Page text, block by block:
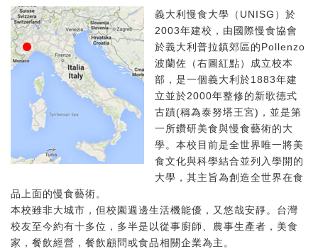
義大利慢食大學（UNISG）於
2003年建校，由國際慢食協會
於義大利普拉鎮郊區的Pollenzo
波蘭佐（右圖紅點）成立校本
部，是一個義大利於1883年建
立並於2000年整修的新歌德式
古蹟(稱為泰努塔王宮)，並是第
一所鑽研美食與慢食藝術的大
學。本校目前是全世界唯一將美
食文化與科學結合並列入學開的
大學，其主旨為創造全世界在食
品上面的慢食藝術。
本校雖非大城市，但校園週邊生活機能優，又悠哉安靜。台灣
校友至今約有十多位，多半是以從事廚師、農事生產者，美食
家，餐飲經營，餐飲顧問或食品相關企業為主。